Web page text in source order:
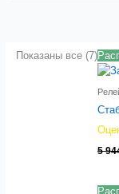
Показаны все (7)
5